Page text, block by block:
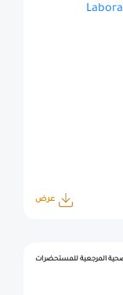
عرض
المرجعية للمستحضرات